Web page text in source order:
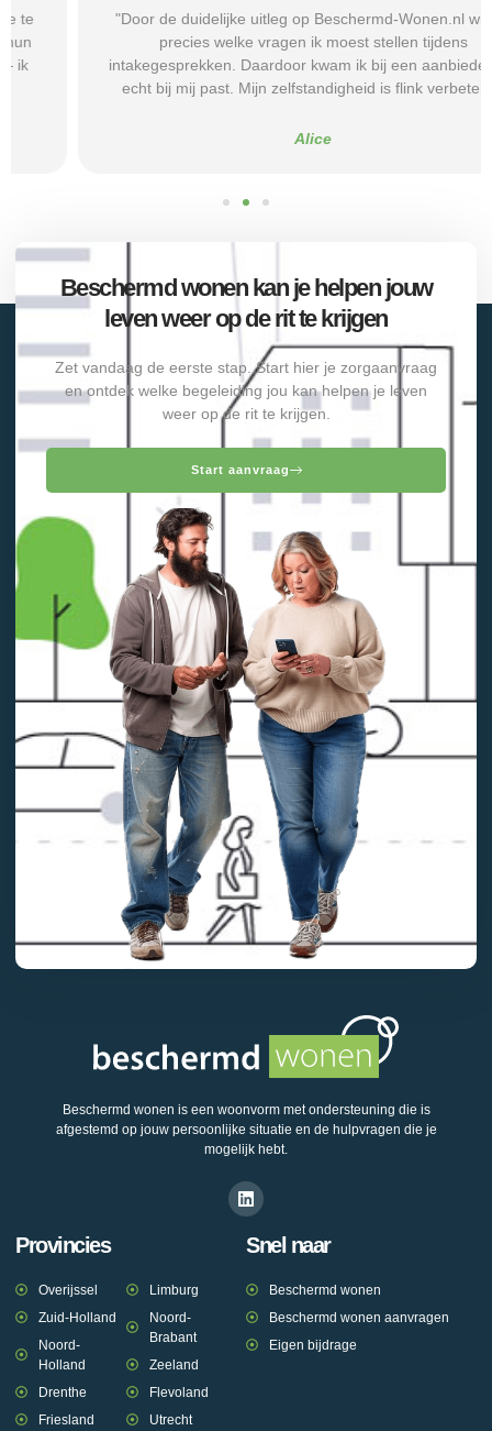
"Door de duidelijke uitleg op Beschermd-Wonen.nl wist ik
precies welke vragen ik moest stellen tijdens
intakegesprekken. Daardoor kwam ik bij een aanbieder die
echt bij mij past. Mijn zelfstandigheid is flink verbeterd."
Beschermd wonen kan je helpen jouw
leven weer op de rit te krijgen
Zet vandaag de eerste stap. Start hier je zorgaanvraag
en ontdek welke begeleiding jou kan helpen je leven
weer op de rit te krijgen.
Start aanvraag
Beschermd wonen is een woonvorm met ondersteuning die is
afgestemd op jouw persoonlijke situatie en de hulpvragen die je
mogelijk hebt.
Provincies
Overijssel
Zuid-Holland
Noord-
Holland
Drenthe
Friesland
Limburg
Noord-
Brabant
Zeeland
Flevoland
Utrecht
Snel naar
Beschermd wonen
Beschermd wonen aanvragen
Eigen bijdrage